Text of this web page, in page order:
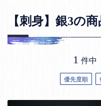
【刺身】銀3の
優先度順
1 件中